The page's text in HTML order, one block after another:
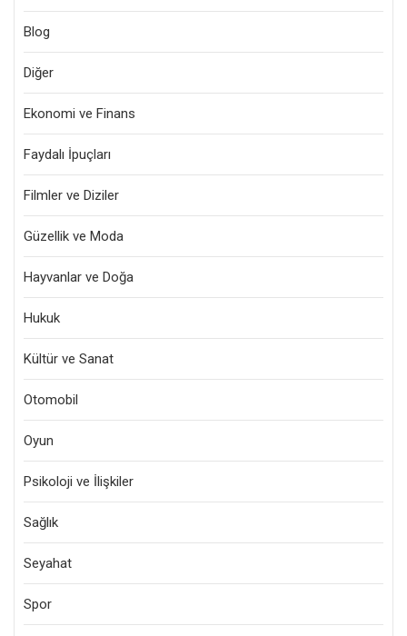
Blog
Diğer
Ekonomi ve Finans
Faydalı İpuçları
Filmler ve Diziler
Güzellik ve Moda
Hayvanlar ve Doğa
Hukuk
Kültür ve Sanat
Otomobil
Oyun
Psikoloji ve İlişkiler
Sağlık
Seyahat
Spor